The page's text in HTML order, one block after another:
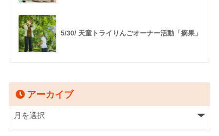
5/30/ 天童トライりんごオーナー活動「摘果」
アーカイブ